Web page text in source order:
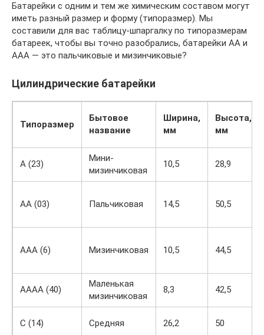
Батарейки с одним и тем же химическим составом могут
иметь разный размер и форму (типоразмер). Мы
составили для вас таблицу-шпаргалку по типоразмерам
батареек, чтобы вы точно разобрались, батарейки AA и
AAA — это пальчиковые и мизинчиковые?
Цилиндрические батарейки
Типоразмер
Бытовое
название
Ширина,
мм
Высота,
мм
A (23)
Мини-
мизинчиковая
10,5 28,9
AA (03) Пальчиковая 14,5 50,5
ААА (6) Мизинчиковая 10,5 44,5
AAAA (40)
Маленькая
мизинчиковая
8,3 42,5
С (14) Средняя 26,2 50